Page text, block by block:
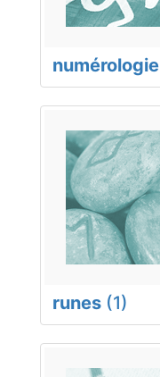
numérologie
runes (1)